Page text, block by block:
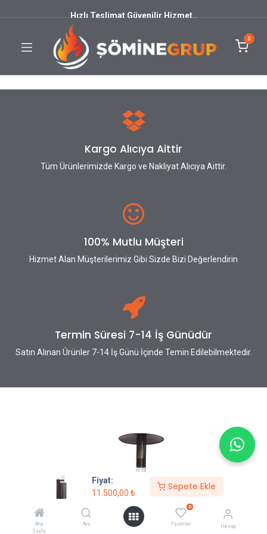
Fiyat:
11.500,00 ₺
Sepete Ekle
Ana
Sayfa
Ara
0
Favoriler Hesap
Hızlı Teslimat Güvenilir Hizmet..
0
Kargo Alıcıya Aittir
Tüm Ürünlerimizde Kargo ve Nakliyat Alıcıya Aittir.
100% Mutlu Müşteri
Hizmet Alan Müşterilerimiz Gibi Sizde Bizi Değerlendirin
Termin Süresi 7-14 İş Günüdür
Satın Alınan Ürünler 7-14 İş Günü İçinde Temin Edilebilmektedir.